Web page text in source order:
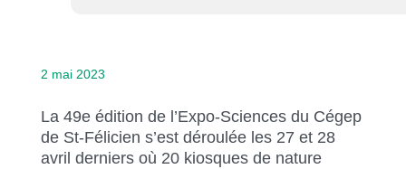
2 mai 2023
La 49e édition de l’Expo-Sciences du Cégep
de St-Félicien s’est déroulée les 27 et 28
avril derniers où 20 kiosques de nature